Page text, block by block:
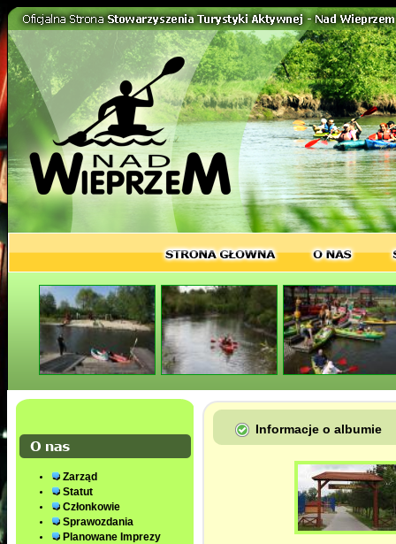
Zarząd
Statut
Członkowie
Sprawozdania
Planowane Imprezy
Informacje o albumie